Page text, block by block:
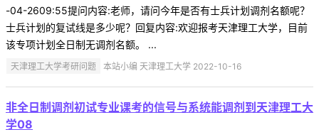
-04-2609:55提问内容:老师，请问今年是否有士兵计划调剂名额呢？
士兵计划的复试线是多少呢？回复内容:欢迎报考天津理工大学，目前
该专项计划全日制无调剂名额。 ...
天津理工大学考研问题 本站小编 天津理工大学 2022-10-16
非全日制调剂初试专业课考的信号与系统能调剂到天津理工大
学08